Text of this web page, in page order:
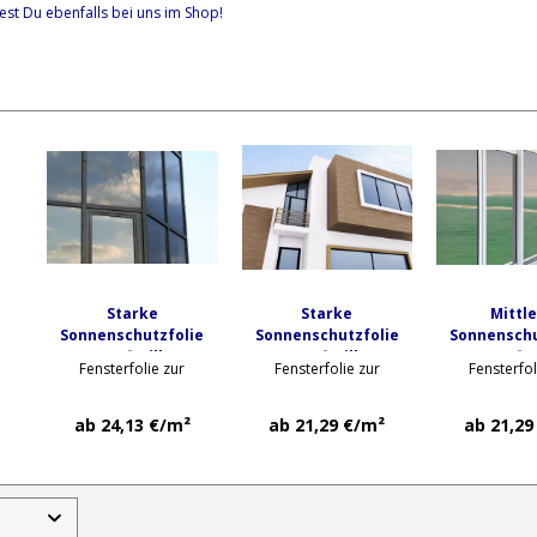
Du ebenfalls bei uns im Shop!
Starke
Sonnenschutzfolie
OPALFILM® silber 20R
sr Primus Plus
Fensterfolie zur
Schrägfenstern &
Dachfenstern, starke
ab 24,13 €/m²
Starke
Sonnenschutzfolie
OPALFILM® silber 20R
sr Primus
Fensterfolie zur
Tönung, transparent
ab 21,29 €/m²
OPALFILM®
sr
Tönung,
ab